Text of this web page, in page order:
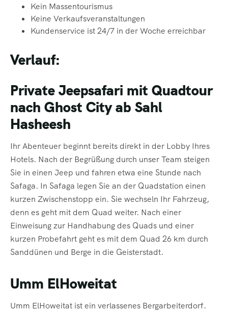
Kein Massentourismus
Keine Verkaufsveranstaltungen
Kundenservice ist 24/7 in der Woche erreichbar
Verlauf:
Private Jeepsafari mit Quadtour
nach Ghost City ab Sahl
Hasheesh
Ihr Abenteuer beginnt bereits direkt in der Lobby Ihres
Hotels. Nach der Begrüßung durch unser Team steigen
Sie in einen Jeep und fahren etwa eine Stunde nach
Safaga. In Safaga legen Sie an der Quadstation einen
kurzen Zwischenstopp ein. Sie wechseln Ihr Fahrzeug,
denn es geht mit dem Quad weiter. Nach einer
Einweisung zur Handhabung des Quads und einer
kurzen Probefahrt geht es mit dem Quad 26 km durch
Sanddünen und Berge in die Geisterstadt.
Umm ElHoweitat
Umm ElHoweitat ist ein verlassenes Bergarbeiterdorf.